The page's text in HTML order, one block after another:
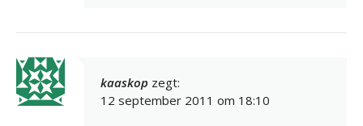
kaaskop zegt:
12 september 2011 om 18:10